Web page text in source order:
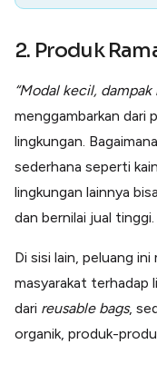
2. Produk
“Modal kecil, dampak
menggambarkan dari
lingkungan.
sederhana seperti
lingkungan lainnya
dan bernilai jual tinggi.
Di sisi lain, peluang
masyarakat terhadap
dari reusable bags,
organik, produk-